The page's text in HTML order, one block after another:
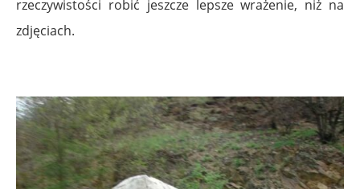
rzeczywistości robić jeszcze lepsze wrażenie, niż na
zdjęciach.